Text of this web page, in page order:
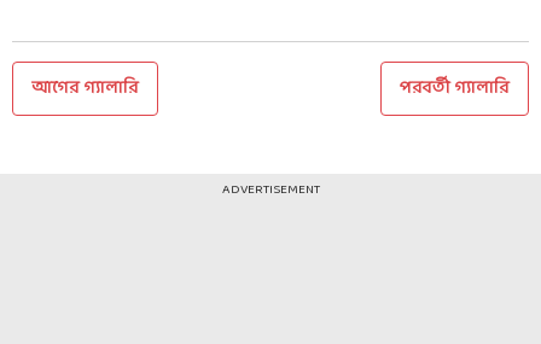
আগের গ্যালারি পরবর্তী গ্যালারি
ADVERTISEMENT